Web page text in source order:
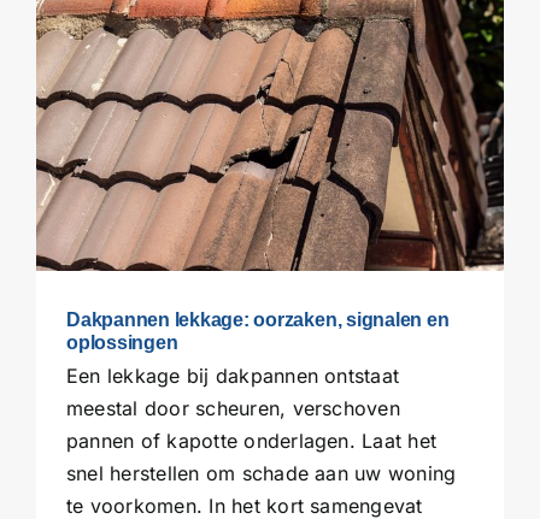
Dakpannen lekkage: oorzaken, signalen en
oplossingen
Een lekkage bij dakpannen ontstaat
meestal door scheuren, verschoven
pannen of kapotte onderlagen. Laat het
snel herstellen om schade aan uw woning
te voorkomen. In het kort samengevat